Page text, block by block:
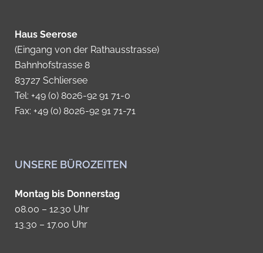
Haus Seerose
(Eingang von der Rathausstrasse)
Bahnhofstrasse 8
83727 Schliersee
Tel: +49 (0) 8026-92 91 71-0
Fax: +49 (0) 8026-92 91 71-71
UNSERE BÜROZEITEN
Montag bis Donnerstag
08.00 – 12.30 Uhr
13.30 – 17.00 Uhr